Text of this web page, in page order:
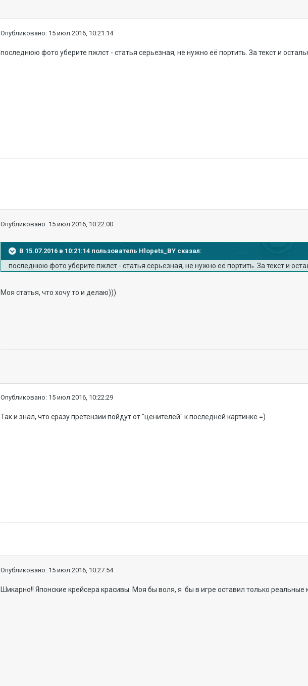
Опубликовано: 15 июл 2016, 10:21:14
последнюю фото уберите пжлст - статья серьезная, не нужно её портить. За текст и
Опубликовано: 15 июл 2016, 10:22:00
В 15.07.2016 в 10:21:14 пользователь Hlopets_BY сказал:
последнюю фото уберите пжлст - статья серьезная, не нужно её портить. За текст и
Моя статья, что хочу то и делаю)))
Опубликовано: 15 июл 2016, 10:22:29
Так и знал, что сразу претензии пойдут от "ценителей" к последней картинке =)
Опубликовано: 15 июл 2016, 10:27:54
Шикарно!! Японские крейсера красивы. Моя бы воля, я бы в игре оставил только реальные